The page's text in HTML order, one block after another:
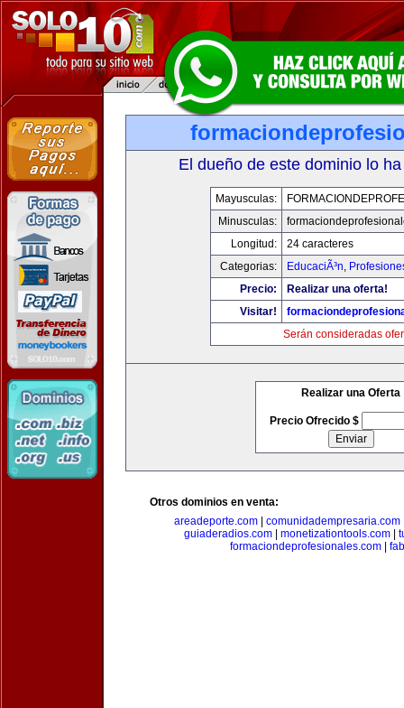
El dueño de este dominio lo
Mayusculas:
Minusculas:
Longitud:
24 caracteres
Categorias:
EducaciÃ³n,
Precio:
Realizar una oferta!
Visitar!
Serán consideradas
Realizar una Oferta
Precio Ofrecido $
Otros dominios en venta:
areadeporte.com| comunidadempresaria.com
guiaderadios.com| monetizationtools.com|
formaciondeprofesionales.com|